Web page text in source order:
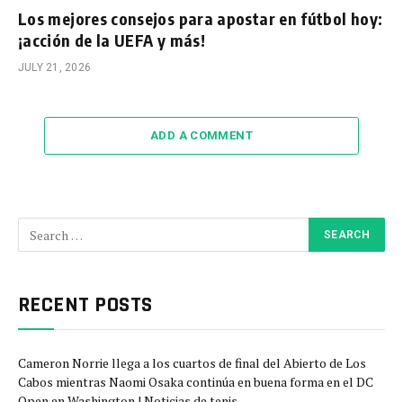
Los mejores consejos para apostar en fútbol hoy:
¡acción de la UEFA y más!
JULY 21, 2026
ADD A COMMENT
RECENT POSTS
Cameron Norrie llega a los cuartos de final del Abierto de Los
Cabos mientras Naomi Osaka continúa en buena forma en el DC